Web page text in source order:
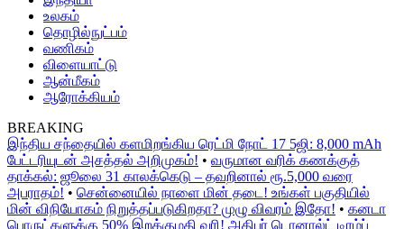
உலகம்
தொழில்நுட்பம்
வணிகம்
விளையாட்டு
ஆன்மீகம்
ஆரோக்கியம்
BREAKING
இந்திய சந்தையில் களமிறங்கிய ரெட்மி நோட் 17 5ஜி: 8,000 mAh
பேட்டரியுடன் அசத்தல் அறிமுகம்! • வருமான வரிக் கணக்குத்
தாக்கல்: ஜூலை 31 காலக்கெடு – தவறினால் ரூ.5,000 வரை
அபராதம்! • சென்னையில் நாளை மின் தடை! உங்கள் பகுதியில்
மின் விநியோகம் நிறுத்தப்படுகிறதா? முழு விவரம் இதோ! • கனடா
பொருட்களுக்கு 50% இறக்குமதி வரி! அதிபர் டொனால்ட் டிரம்ப்